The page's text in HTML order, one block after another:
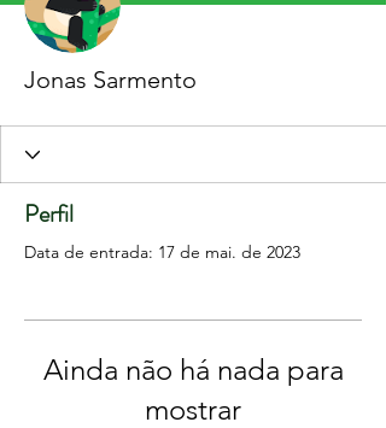
Jonas Sarmento
Perfil
Data de entrada: 17 de mai. de 2023
Ainda não há nada para
mostrar